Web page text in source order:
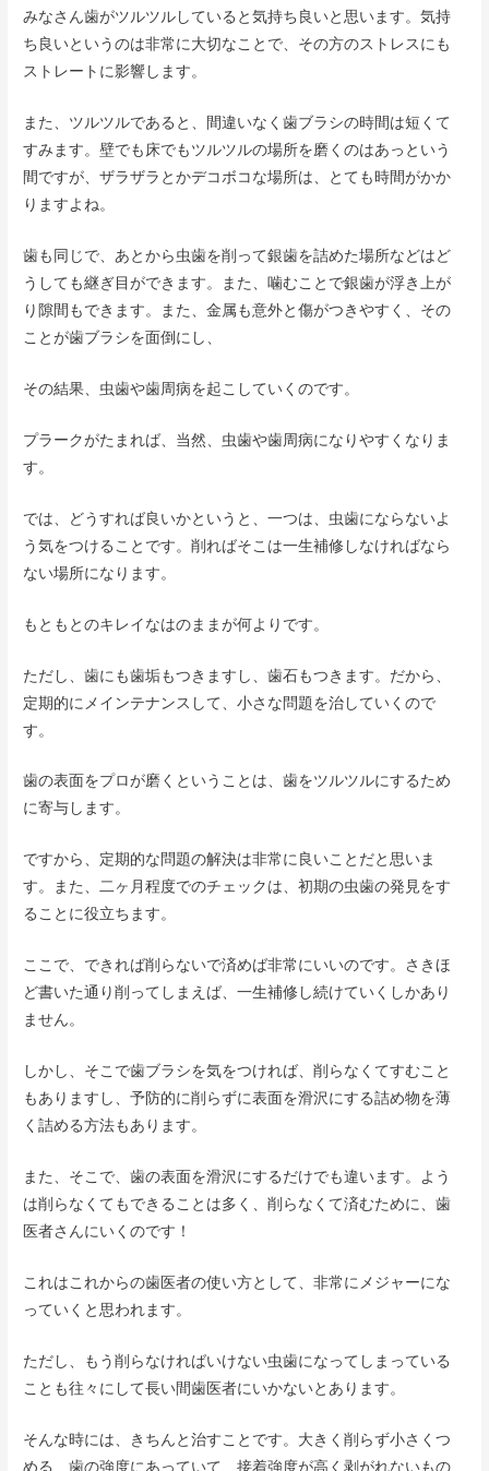
みなさん歯がツルツルしていると気持ち良いと思います。気持
ち良いというのは非常に大切なことで、その方のストレスにも
ストレートに影響します。
また、ツルツルであると、間違いなく歯ブラシの時間は短くて
すみます。壁でも床でもツルツルの場所を磨くのはあっという
間ですが、ザラザラとかデコボコな場所は、とても時間がかか
りますよね。
歯も同じで、あとから虫歯を削って銀歯を詰めた場所などはど
うしても継ぎ目ができます。また、噛むことで銀歯が浮き上が
り隙間もできます。また、金属も意外と傷がつきやすく、その
ことが歯ブラシを面倒にし、
その結果、虫歯や歯周病を起こしていくのです。
プラークがたまれば、当然、虫歯や歯周病になりやすくなりま
す。
では、どうすれば良いかというと、一つは、虫歯にならないよ
う気をつけることです。削ればそこは一生補修しなければなら
ない場所になります。
もともとのキレイなはのままが何よりです。
ただし、歯にも歯垢もつきますし、歯石もつきます。だから、
定期的にメインテナンスして、小さな問題を治していくので
す。
歯の表面をプロが磨くということは、歯をツルツルにするため
に寄与します。
ですから、定期的な問題の解決は非常に良いことだと思いま
す。また、二ヶ月程度でのチェックは、初期の虫歯の発見をす
ることに役立ちます。
ここで、できれば削らないで済めば非常にいいのです。さきほ
ど書いた通り削ってしまえば、一生補修し続けていくしかあり
ません。
しかし、そこで歯ブラシを気をつければ、削らなくてすむこと
もありますし、予防的に削らずに表面を滑沢にする詰め物を薄
く詰める方法もあります。
また、そこで、歯の表面を滑沢にするだけでも違います。よう
は削らなくてもできることは多く、削らなくて済むために、歯
医者さんにいくのです！
これはこれからの歯医者の使い方として、非常にメジャーにな
っていくと思われます。
ただし、もう削らなければいけない虫歯になってしまっている
ことも往々にして長い間歯医者にいかないとあります。
そんな時には、きちんと治すことです。大きく削らず小さくつ
める、歯の強度にあっていて、接着強度が高く剥がれないもの